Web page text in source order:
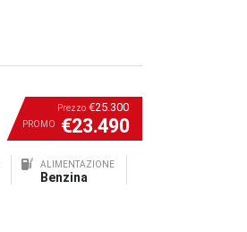
Prezzo €25.300
PROMO €23.490
ALIMENTAZIONE
Benzina